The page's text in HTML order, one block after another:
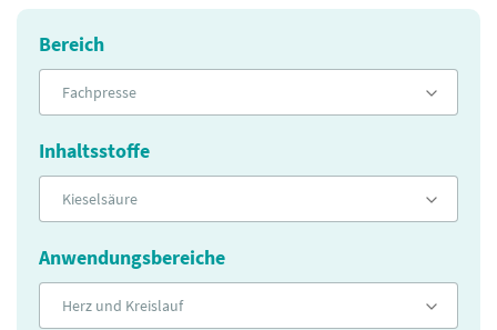
Bereich
Fachpresse
Inhaltsstoffe
Kieselsäure
Anwendungsbereiche
Herz und Kreislauf